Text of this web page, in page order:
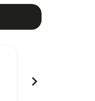
chevron_right